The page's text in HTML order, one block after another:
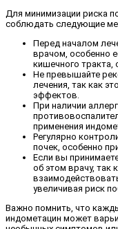
Для минимизации риска
соблюдать следующие
Перед началом
врачом, особенно
кишечного тракта,
Не превышайте
лечения, так как
эффектов.
При наличии
применения
Регулярно
почек, особенно
Если вы
об этом врачу, так
увеличивая риск
Важно помнить, что
индометацин может